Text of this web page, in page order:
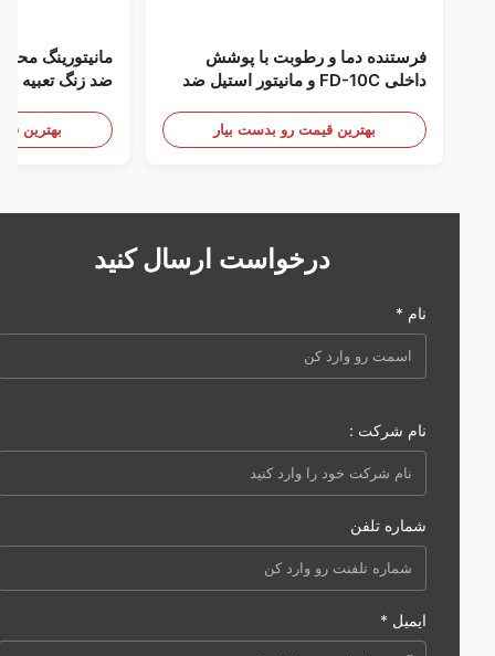
فرستنده دما و رطوبت با پوشش
داخلی FD-10C و مانیتور استیل ضد
بهترین قیمت رو بدست بیار
مانیتورینگ محیطی
بهترین قیمت
درخواست ارسال کنید
نام شرکت :
شماره تلفن
ایمیل *